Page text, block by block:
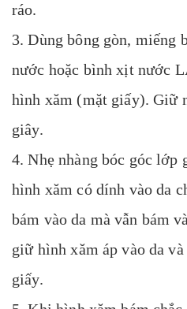
ráo.
3. Dùng bông gòn, miếng
nước hoặc bình xịt nước
hình xăm (mặt giấy). Giữ
giây.
4. Nhẹ nhàng bóc góc lớp
hình xăm có dính vào da
bám vào da mà vẫn bám
giữ hình xăm áp vào da
giấy.